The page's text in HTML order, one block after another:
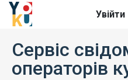
Увійти
Сервіс
операторів